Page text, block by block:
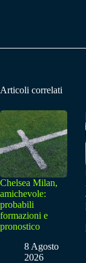
Articoli correlati
Chelsea Milan,
amichevole:
probabili
formazioni e
pronostico
8 Agosto
2026